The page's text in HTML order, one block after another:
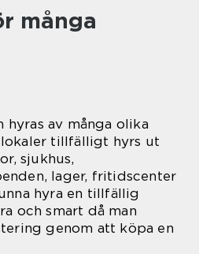
många
hyras av många olika
lokaler tillfälligt hyrs ut
sjukhus,
lager, fritidscenter
hyra en tillfällig
och smart då man
genom att köpa en